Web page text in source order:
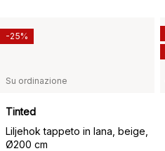
Su ordinazione
Tinted
Liljehok tappeto in lana, beige,
Ø200 cm
-25%